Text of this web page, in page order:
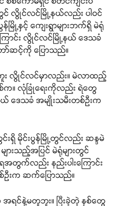
လွိုင်လင်မြို့နယ်လည်း ပါဝင်
မြို့နှင့် ကျေးရွာများဘက်ရှိ မဲရုံ
ကြောင်း လွိုင်လင်မြို့နယ် ဒေသခံ
ာ်ဆင့်ကို ပြောသည်။
ဘူး လွိုင်လင်မှာလည်း။ မဲလာထည့်
။ လုံခြုံရေးကိုလည်း ရဲတွေ
ဒေသခံ အမျိုးသမီးတစ်ဦးက
မိုင်းပွန်မြို့တွင်လည်း ဆန္ဒမဲ
ျားသည့်အပြင် မဲရုံများတွင်
က်လည်း နည်းပါးကြောင်း
ဦးက ဆက်ပြောသည်။
ရင်နဲ့မတူဘူး။ ပြီးခဲ့တဲ့ နှစ်တွေ